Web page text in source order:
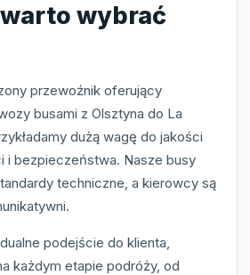
wybrać
przewoźnik oferujący
busami z Olsztyna do La
dużą wagę do jakości
i bezpieczeństwa. Nasze busy
techniczne, a kierowcy są
podejście do klienta,
każdym etapie podróży, od